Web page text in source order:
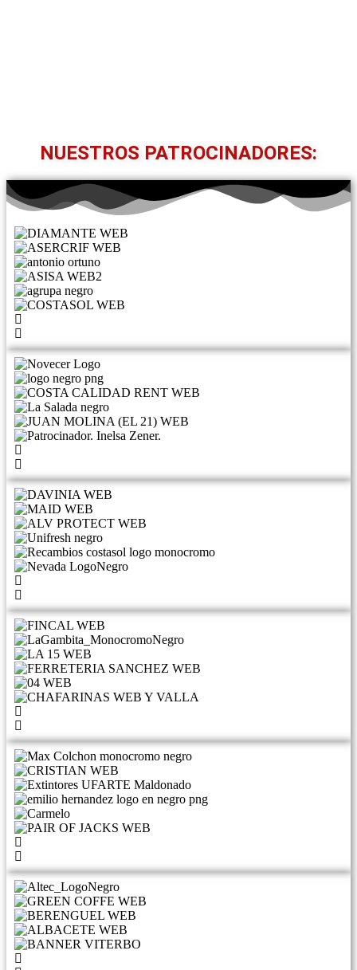
NUESTROS PATROCINADORES: